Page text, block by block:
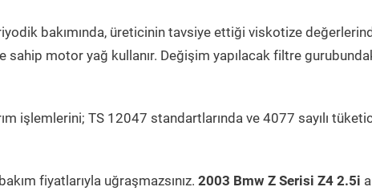
bakımında, üreticinin tavsiye ettiği viskotize
sahip motor yağ kullanır. Değişim yapılacak filtre
işlemlerini; TS 12047 standartlarında ve 4077 sayılı
fiyatlarıyla uğraşmazsınız. 2003 Bmw Z Serisi Z4 2.5i